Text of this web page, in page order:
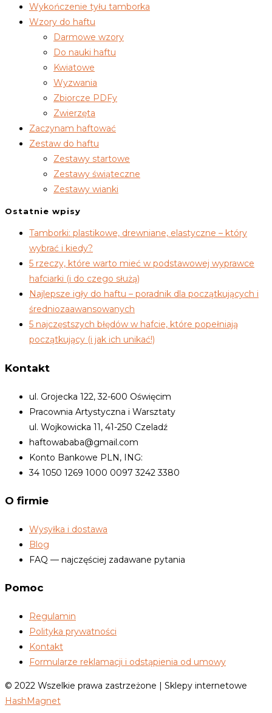
Wykończenie tyłu tamborka
Wzory do haftu
Darmowe wzory
Do nauki haftu
Kwiatowe
Wyzwania
Zbiorcze PDFy
Zwierzęta
Zaczynam haftować
Zestaw do haftu
Zestawy startowe
Zestawy świąteczne
Zestawy wianki
Ostatnie wpisy
Tamborki: plastikowe, drewniane, elastyczne – który
wybrać i kiedy?
5 rzeczy, które warto mieć w podstawowej wyprawce
hafciarki (i do czego służą)
Najlepsze igły do haftu – poradnik dla początkujących i
średniozaawansowanych
5 najczęstszych błędów w hafcie, które popełniają
początkujący (i jak ich unikać!)
Kontakt
ul. Grojecka 122, 32-600 Oświęcim
Pracownia Artystyczna i Warsztaty
ul. Wojkowicka 11, 41-250 Czeladź
haftowababa@gmail.com
Konto Bankowe PLN, ING:
34 1050 1269 1000 0097 3242 3380
O firmie
Wysyłka i dostawa
Blog
FAQ — najczęściej zadawane pytania
Pomoc
Regulamin
Polityka prywatności
Kontakt
Formularze reklamacji i odstąpienia od umowy
© 2022 Wszelkie prawa zastrzeżone | Sklepy internetowe
HashMagnet